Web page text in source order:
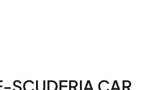
SCUDERIA CAR